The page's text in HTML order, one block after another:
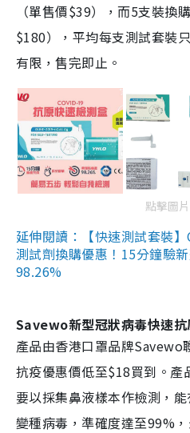
（單售價$39），而5支裝換
$180），平均每支測試套裝
有限，售完即止。
點擊圖
延伸閱讀：【快速測試套裝
測試劑換購優惠！15分鐘驗
98.26%
Savewo新型冠狀病毒快速抗
產品由香港口罩品牌Savewo
抗疫優惠價低至$18買到。產
要以採集鼻液樣本作檢測，
變種病毒，準確度達至99%